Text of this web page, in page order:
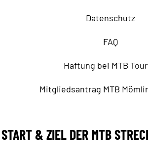
Datenschutz
FAQ
Haftung bei MTB
Mitgliedsantrag MTB
START & ZIEL DER MTB